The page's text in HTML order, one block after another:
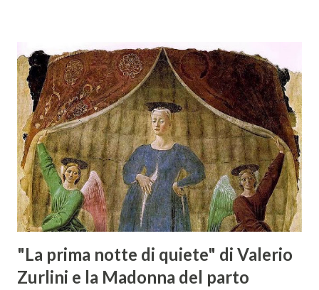
territorio maremmano: Consorzio Tutela Vini della
Maremma Toscana, del Montecucco e del Morellino di
Scansano. Scopo dell’iniziativa è stato quello di promuovere
le eccellenze vitivinicole della regione in Austria, un
mercato dove il potenziale di crescita è ancora molto alto,
assistendo i produttori nella creazione di contatti
commerciali con gli operatori locali. Gli organizzatori
dell’evento, Christian Bauer, austriaco ed esperto di vini e
conoscitore dei mercati di lingua tedes...
"La prima notte di quiete" di Valerio
Zurlini e la Madonna del parto